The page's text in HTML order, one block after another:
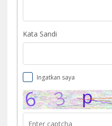
Kata Sandi
Ingatkan saya